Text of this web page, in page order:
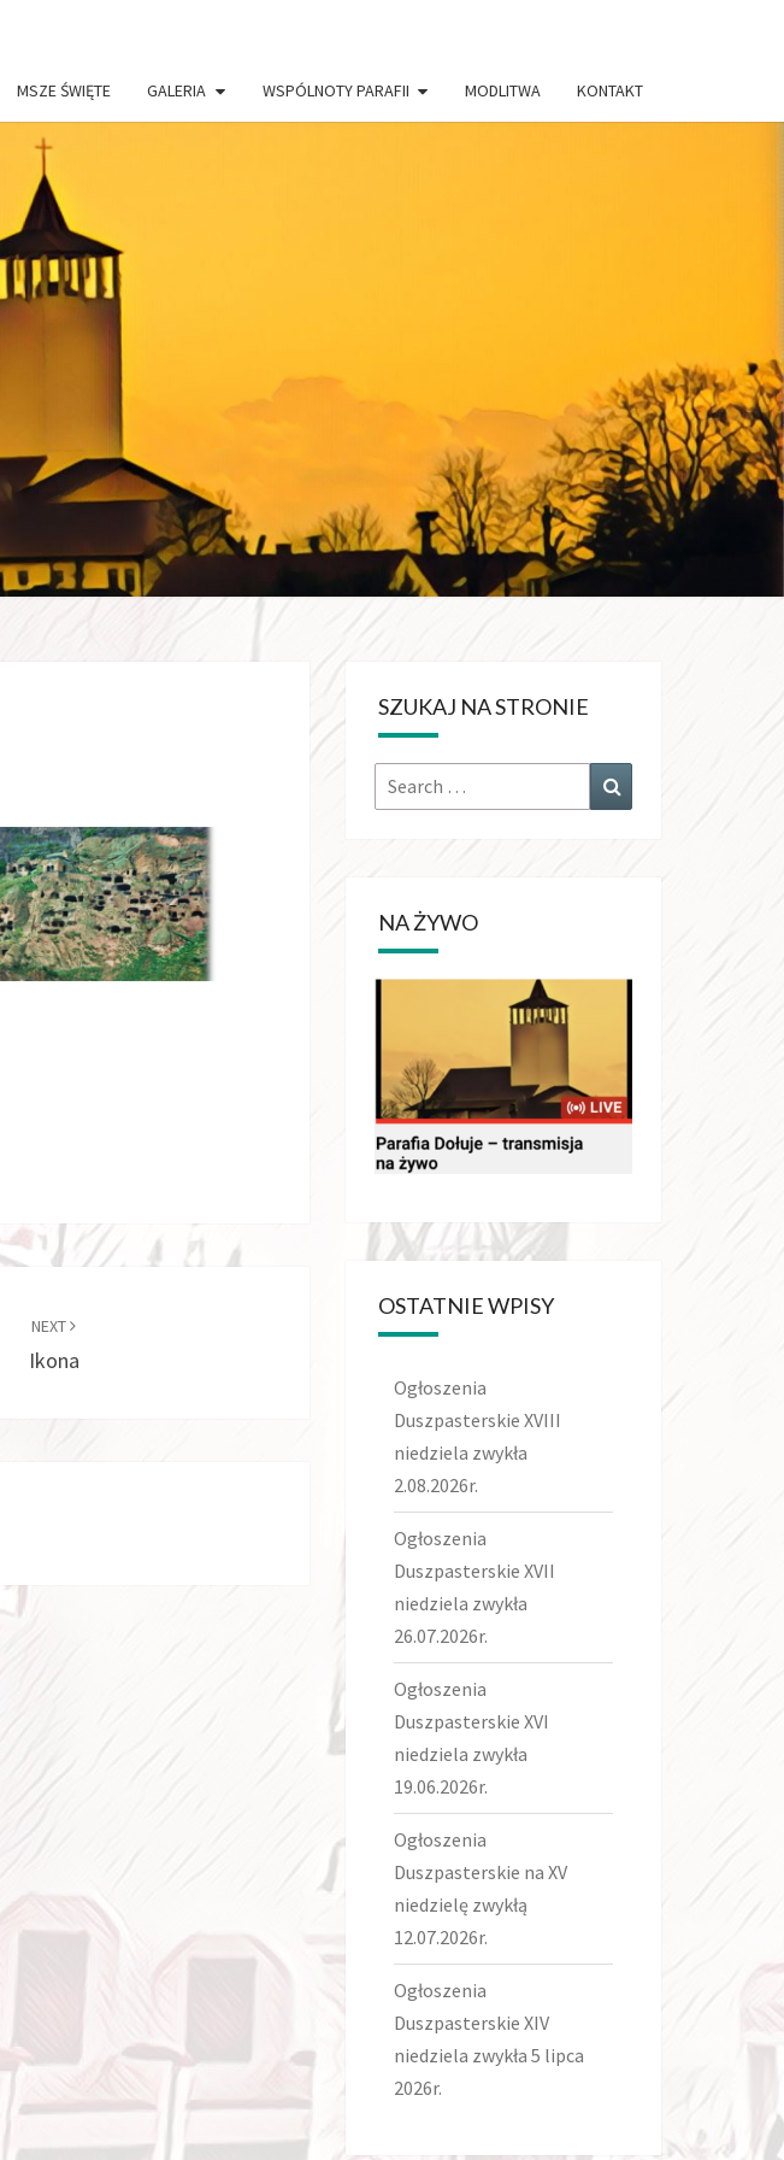
MSZE ŚWIĘTE GALERIA WSPÓLNOTY PARAFII MODLITWA KONTAKT
PARAFIA PW.
CHRYSTUSA
KRÓLA
WSZECHŚWIATA
W DOŁUJACH
NEXT
Ikona
SZUKAJ NA STRONIE
Search
for:
NA ŻYWO
OSTATNIE WPISY
Ogłoszenia
Duszpasterskie XVIII
niedziela zwykła
2.08.2026r.
Ogłoszenia
Duszpasterskie XVII
niedziela zwykła
26.07.2026r.
Ogłoszenia
Duszpasterskie XVI
niedziela zwykła
19.06.2026r.
Ogłoszenia
Duszpasterskie na XV
niedzielę zwykłą
12.07.2026r.
Ogłoszenia
Duszpasterskie XIV
niedziela zwykła 5 lipca
2026r.